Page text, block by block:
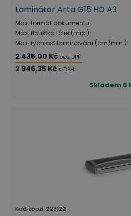
Laminátor Arta G15 HD A3
Max. formát dokumentu:
Max. tloušťka fólie (mic.):
Max. rychlost laminování (cm/min.):
2 435,00 Kč bez DPH
2 946,35 Kč s DPH
Skladem 6
Kód zboží: 223122